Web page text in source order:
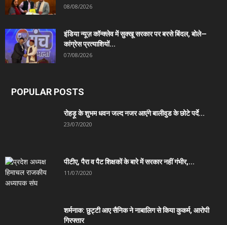
08/08/2026
इंडिया न्यूज़ कॉन्क्लेव में सुक्खू सरकार पर बरसे बिंदल, बोले—
कांग्रेस प्रत्याशियों...
07/08/2026
POPULAR POSTS
रोहड़ू के शुभम धवन जल्द नजर आएंगे बालीवुड के छोटे पर्दे...
23/07/2020
पीटीए, पैरा व पैट शिक्षकों के बारे में सरकार नहीं गंभीर,...
11/07/2020
शर्मनाक: छुट्टी आए सैनिक ने नाबालिग से किया कुकर्म, आरोपी
गिरफ्तार